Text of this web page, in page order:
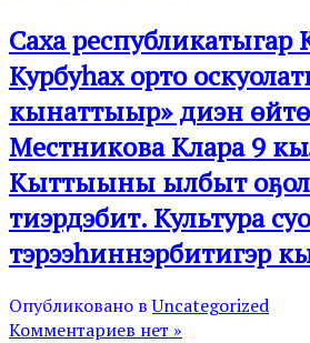
Саха
Курбуһах орто
кынаттыыр» диэн
Местникова Клара 9
Кыттыыны ылбыт
тиэрдэбит. Культура
тэрээһиннэрбитигэр
Опубликовано вUncategorized
Комментариев нет »